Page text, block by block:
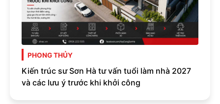
PHONG THỦY
Kiến trúc sư Sơn Hà tư vấn tuổi làm nhà 2027
và các lưu ý trước khi khởi công